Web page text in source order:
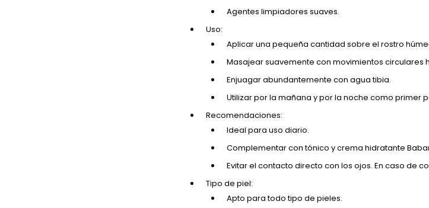
Agentes limpiadores suaves.
Uso:
Aplicar una pequeña cantidad sobre el rostro
Masajear suavemente con movimientos circulares
Enjuagar abundantemente con agua tibia.
Utilizar por la mañana y por la noche como primer
Recomendaciones:
Ideal para uso diario.
Complementar con tónico y crema hidratante
Evitar el contacto directo con los ojos. En caso de
Tipo de piel:
Apto para todo tipo de pieles.